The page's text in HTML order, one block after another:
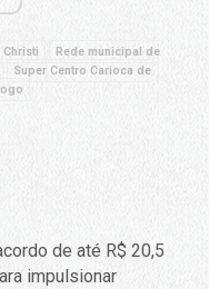
Christi
Rede municipal de
Super Centro Carioca de
de até R$ 20,5
impulsionar